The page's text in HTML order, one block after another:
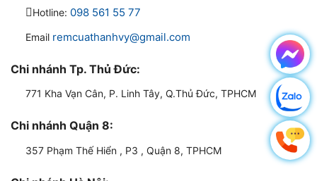
Hotline: 098 561 55 77
Email remcuathanhvy@gmail.com
Chi nhánh Tp. Thủ Đức:
771 Kha Vạn Cân, P. Linh Tây, Q.Thủ Đức, TPHCM
Chi nhánh Quận 8:
357 Phạm Thế Hiển , P3 , Quận 8, TPHCM